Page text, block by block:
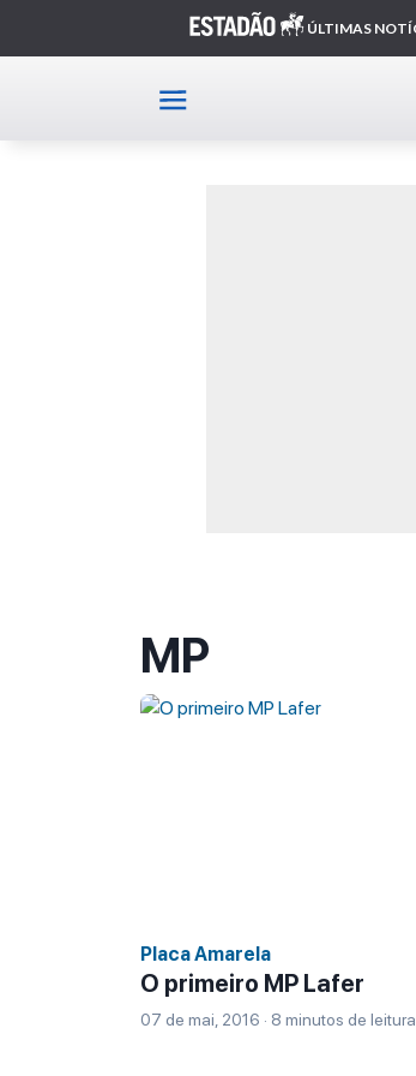
Home
MP
Placa Amarela
O primeiro MP Lafer
07 de mai, 2016 · 8 minutos de leitura.